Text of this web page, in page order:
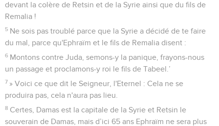
devant la colère de Retsin et de la Syrie ainsi que du fils de
Remalia !
5 Ne sois pas troublé parce que la Syrie a décidé de te faire
du mal, parce qu'Ephraïm et le fils de Remalia disent :
6 Montons contre Juda, semons-y la panique, frayons-nous
un passage et proclamons-y roi le fils de Tabeel.’
7 » Voici ce que dit le Seigneur, l'Eternel : Cela ne se
produira pas, cela n'aura pas lieu.
8 Certes, Damas est la capitale de la Syrie et Retsin le
souverain de Damas, mais d’ici 65 ans Ephraïm ne sera plus